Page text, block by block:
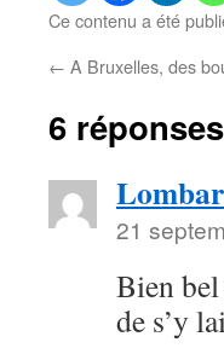
Ce contenu a été
← A Bruxelles, des
6
21
Bien
de s’y